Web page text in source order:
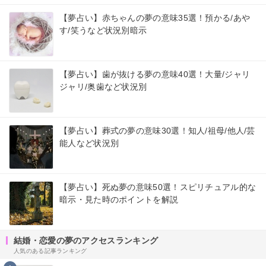
【夢占い】赤ちゃんの夢の意味35選！預かる/あや
す/笑うなど状況別暗示
【夢占い】歯が抜ける夢の意味40選！大量/ジャリ
ジャリ/奥歯など状況別
【夢占い】葬式の夢の意味30選！知人/祖母/他人/芸
能人など状況別
【夢占い】死ぬ夢の意味50選！スピリチュアル的な
暗示・見た時のポイントを解説
結婚・恋愛の夢のアクセスランキング
人気のある記事ランキング